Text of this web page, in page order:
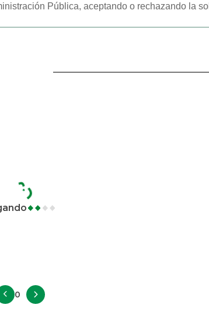
Pública, aceptando o rechazando la
0